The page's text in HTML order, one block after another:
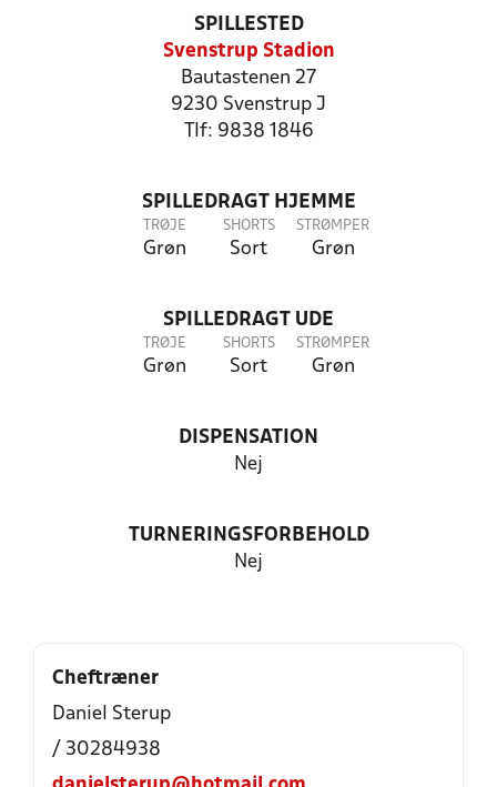
SPILLESTED
Svenstrup Stadion
Bautastenen 27
9230 Svenstrup J
Tlf: 9838 1846
SPILLEDRAGT HJEMME
TRØJE
Grøn
SHORTS
Sort
STRØMPER
Grøn
SPILLEDRAGT UDE
TRØJE
Grøn
SHORTS
Sort
STRØMPER
Grøn
DISPENSATION
Nej
TURNERINGSFORBEHOLD
Nej
Cheftræner
Daniel Sterup
/ 30284938